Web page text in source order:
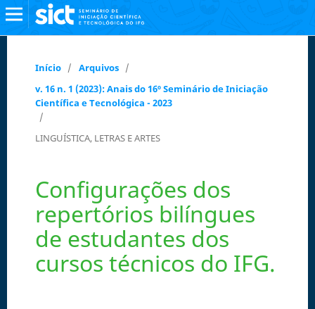
Início / Arquivos /
v. 16 n. 1 (2023): Anais do 16º Seminário de Iniciação
Científica e Tecnológica - 2023
/
LINGUÍSTICA, LETRAS E ARTES
Configurações dos
repertórios bilíngues
de estudantes dos
cursos técnicos do IFG.